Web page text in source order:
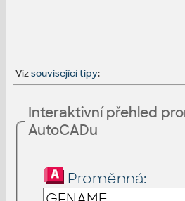
Vizsouvisející tipy:
Interaktivní přehled
AutoCADu
Proměnná: